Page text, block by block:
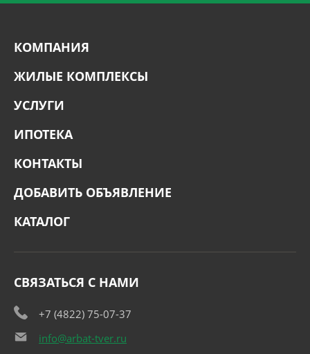
КОМПАНИЯ
ЖИЛЫЕ КОМПЛЕКСЫ
УСЛУГИ
ИПОТЕКА
КОНТАКТЫ
ДОБАВИТЬ ОБЪЯВЛЕНИЕ
КАТАЛОГ
СВЯЗАТЬСЯ С НАМИ
+7 (4822) 75-07-37
info@arbat-tver.ru